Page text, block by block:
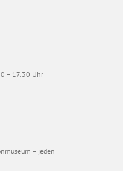
– 17.30 Uhr
– jeden